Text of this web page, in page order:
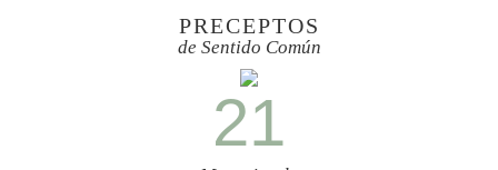
PRECEPTOS
de Sentido Común
21